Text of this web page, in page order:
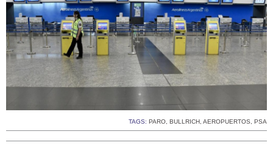
TAGS: PARO, BULLRICH, AEROPUERTOS, PSA